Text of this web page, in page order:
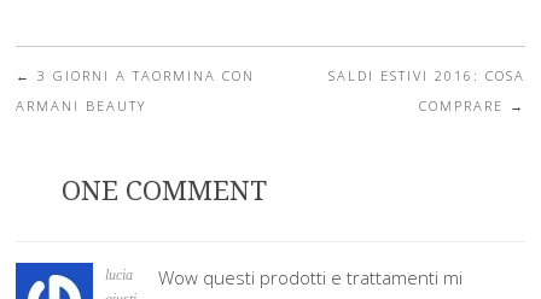
Post navigation
← 3 GIORNI A TAORMINA CON
ARMANI BEAUTY
SALDI ESTIVI 2016: COSA
COMPRARE →
ONE COMMENT
lucia
Wow questi prodotti e trattamenti mi